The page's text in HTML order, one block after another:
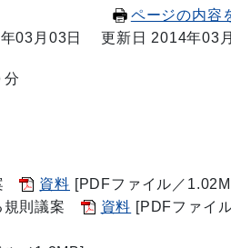
ページの内容
03月03日
更新日 2014年03
資料 [PDFファイル／
規則議案
資料 [PDFファイ